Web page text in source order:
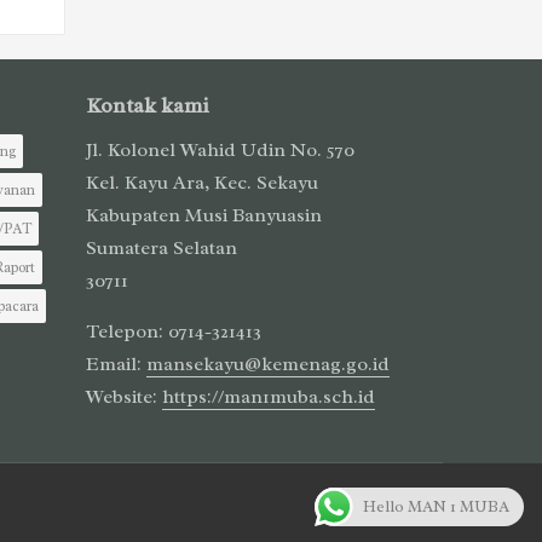
PAT
Kontak kami
Jl. Kolonel Wahid Udin No. 570
Kel. Kayu Ara, Kec. Sekayu
Kabupaten Musi Banyuasin
Sumatera Selatan
30711
Telepon: 0714-321413
Email: mansekayu@kemenag.go.id
Website: https://man1muba.sch.id
Hello MAN 1 MUBA